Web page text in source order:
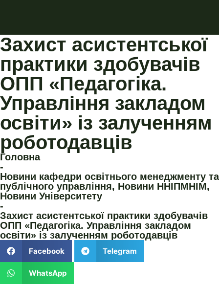
Захист асистентської
практики здобувачів
ОПП «Педагогіка.
Управління закладом
освіти» із залученням
роботодавців
Головна
-
Новини кафедри освітнього менеджменту та
публічного управління, Новини ННІПМНІМ,
Новини Університету
-
Захист асистентської практики здобувачів
ОПП «Педагогіка. Управління закладом
освіти» із залученням роботодавців
Facebook Telegram
WhatsApp